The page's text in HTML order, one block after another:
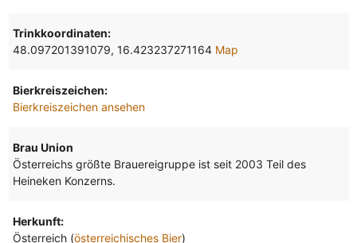
Trinkkoordinaten:
48.097201391079, 16.423237271164 Map
Bierkreiszeichen:
Bierkreiszeichen ansehen
Brau Union
Österreichs größte Brauereigruppe ist seit 2003 Teil des
Heineken Konzerns.
Herkunft:
Österreich (österreichisches Bier)